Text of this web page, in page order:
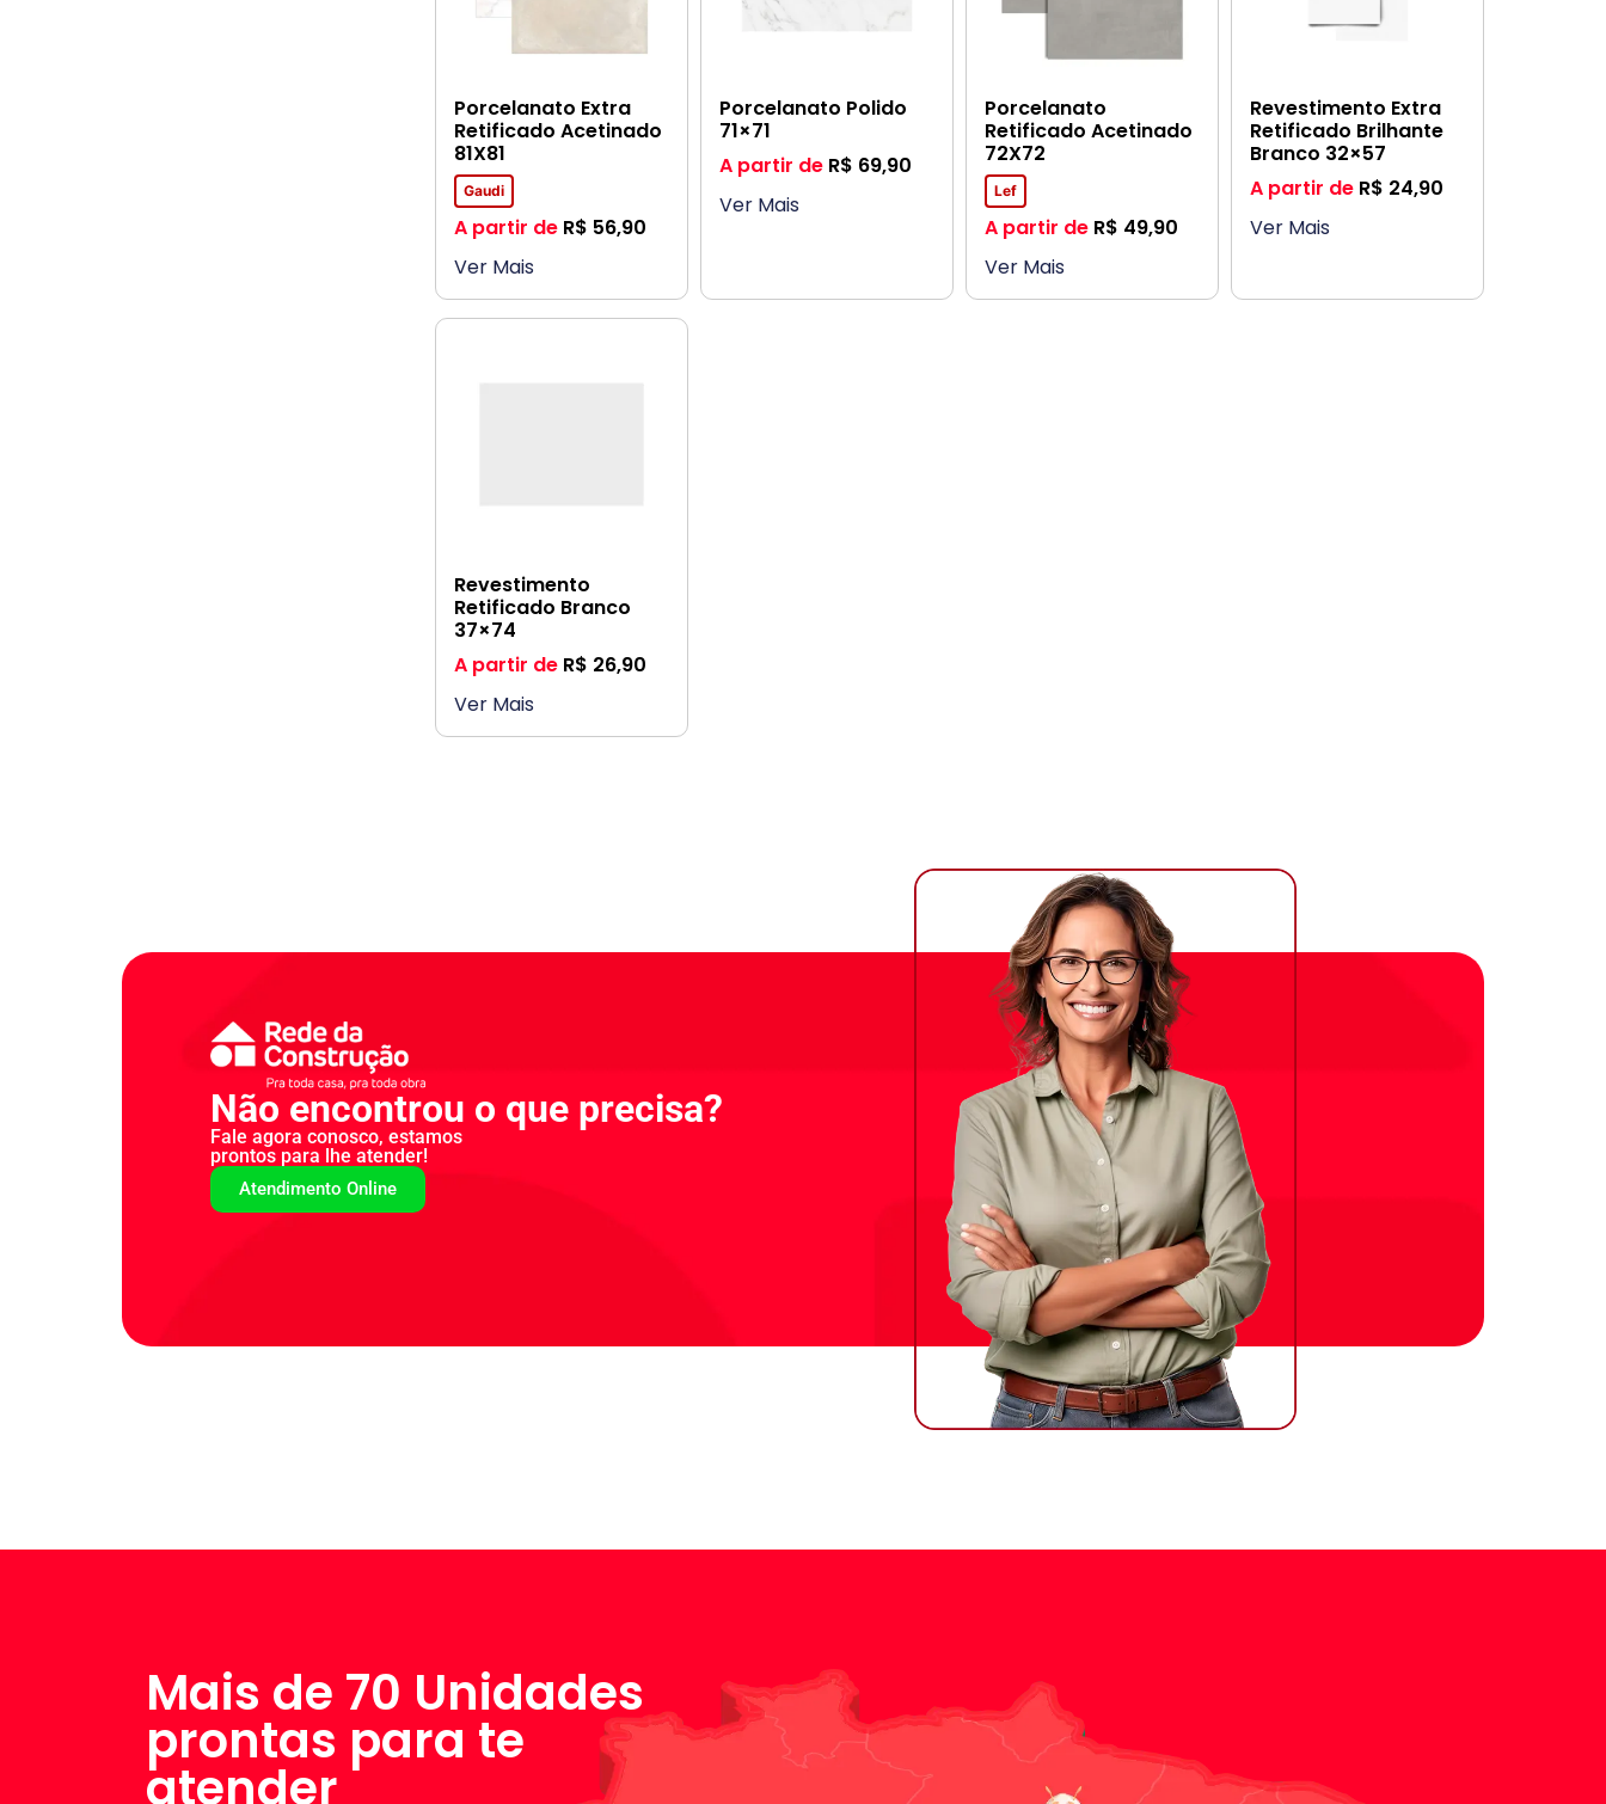
Porcelanato Extra
Retificado Acetinado
81X81
Gaudi
A partir de R$ 56,90
Ver Mais
Porcelanato Polido
71×71
A partir de R$ 69,90
Ver Mais
Porcelanato
Retificado Acetinado
72X72
Lef
A partir de R$ 49,90
Ver Mais
Revestimento Extra
Retificado Brilhante
Branco 32×57
A partir de R$ 24,90
Ver Mais
Revestimento
Retificado Branco
37×74
A partir de R$ 26,90
Ver Mais
Não encontrou o que precisa?
Fale agora conosco, estamos
prontos para lhe atender!
Atendimento Online
Mais de 70 Unidades
prontas para te
atender